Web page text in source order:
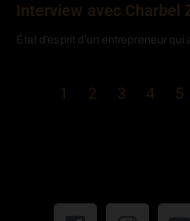
Interview avec Charbel
État d’esprit d’un entrepreneur qui
1 2 3 4 5